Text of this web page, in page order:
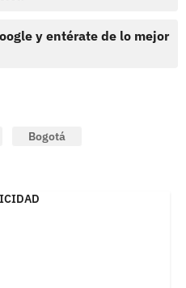
y entérate de lo mejor
Bogotá